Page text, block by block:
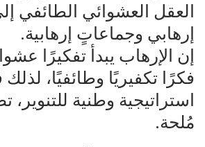
العقل العشوائي الطائفي
إرهابي وجماعاتٍ إرهابية.
إن الإرهاب يبدأ تفكيرًا
فكرًا تكفيريًا وطائفيًا، لذلك
استراتيجية وطنية للتنوير،
مُلحة.